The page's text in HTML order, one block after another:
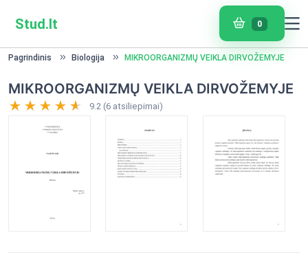
Stud.lt 0
Pagrindinis Biologija MIKROORGANIZMŲ VEIKLA DIRVOŽEMYJE
MIKROORGANIZMŲ VEIKLA DIRVOŽEMYJE
9.2 (6 atsiliepimai)